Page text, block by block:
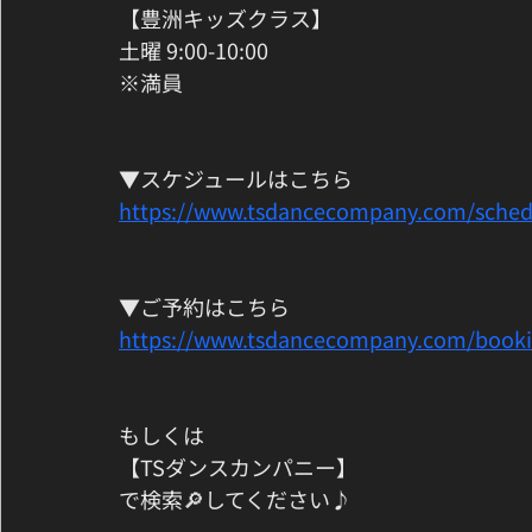
【豊洲キッズクラス】
土曜 9:00-10:00
※満員
▼スケジュールはこちら
https://www.tsdancecompany.com/
▼ご予約はこちら
https://www.tsdancecompany.com/
もしくは
【TSダンスカンパニー】
で検索🔎してください♪